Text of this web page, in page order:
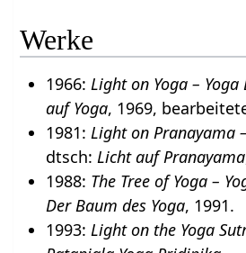
Werke
1966: Light on Yoga – Yoga
auf Yoga, 1969,
1981: Light on Pranayama
dtsch: Licht auf Pranayama
1988: The Tree of Yoga –
Der Baum des Yoga, 1991.
1993: Light on the Yoga